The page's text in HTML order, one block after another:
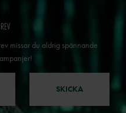
missar du aldrig spännande
SKICKA